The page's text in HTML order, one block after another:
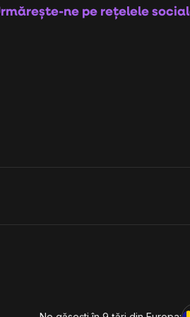
ne pe rețelele